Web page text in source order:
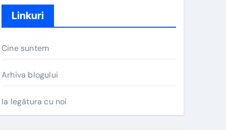
Linkuri
Cine suntem
Arhiva blogului
Ia legătura cu noi